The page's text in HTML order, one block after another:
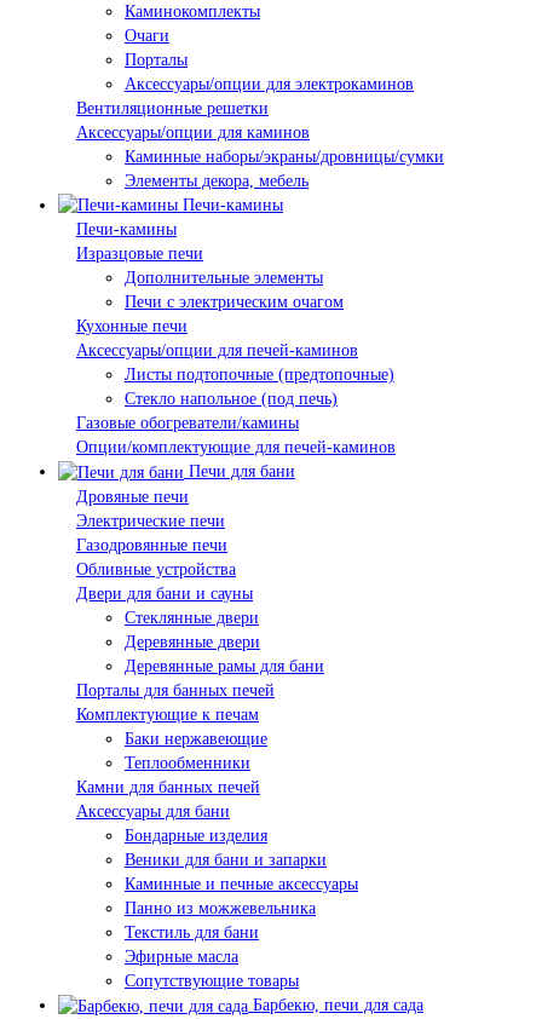
Каминокомплекты
Очаги
Порталы
Аксессуары/опции для электрокаминов
Вентиляционные решетки
Аксессуары/опции для каминов
Каминные наборы/экраны/дровницы/сумки
Элементы декора, мебель
Печи-камины
Печи-камины
Изразцовые печи
Дополнительные элементы
Печи с электрическим очагом
Кухонные печи
Аксессуары/опции для печей-каминов
Листы подтопочные (предтопочные)
Стекло напольное (под печь)
Газовые обогреватели/камины
Опции/комплектующие для печей-каминов
Печи для бани
Дровяные печи
Электрические печи
Газодровянные печи
Обливные устройства
Двери для бани и сауны
Стеклянные двери
Деревянные двери
Деревянные рамы для бани
Порталы для банных печей
Комплектующие к печам
Баки нержавеющие
Теплообменники
Камни для банных печей
Аксессуары для бани
Бондарные изделия
Веники для бани и запарки
Каминные и печные аксессуары
Панно из можжевельника
Текстиль для бани
Эфирные масла
Сопутствующие товары
Барбекю, печи для сада